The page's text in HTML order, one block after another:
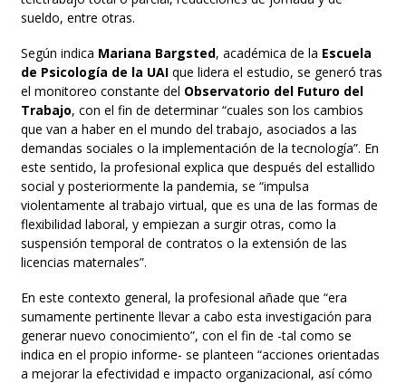
sueldo, entre otras.
Según indica Mariana Bargsted, académica de la Escuela
de Psicología de la UAIque lidera el estudio, se generó tras
el monitoreo constante del Observatorio del Futuro del
Trabajo, con el fin de determinar“cuales son los cambios
que van a haber en el mundo del trabajo, asociados a las
demandas sociales o la implementación de la tecnología”. En
este sentido, la profesional explica que después del estallido
social y posteriormente la pandemia, se “impulsa
violentamente al trabajo virtual, que es una de las formas de
flexibilidad laboral, y empiezan a surgir otras, como la
suspensión temporal de contratos o la extensión de las
licencias maternales”.
En este contexto general, la profesional añade que “era
sumamente pertinente llevar a cabo esta investigación para
generar nuevo conocimiento”, con el fin de -tal como se
indica en el propio informe- se planteen “acciones orientadas
a mejorar la efectividad e impacto organizacional, así cómo